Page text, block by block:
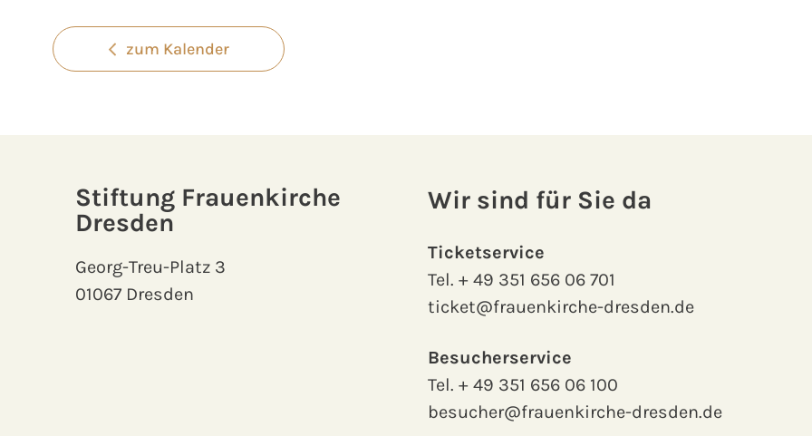
zum Kalender
Stiftung Frauenkirche
Dresden
Georg-Treu-Platz 3
01067 Dresden
Wir sind für Sie da
Ticketservice
Tel.+ 49 351 656 06 701
ticket@frauenkirche-dresden.de
Besucherservice
Tel.+ 49 351 656 06 100
besucher@frauenkirche-dresden.de